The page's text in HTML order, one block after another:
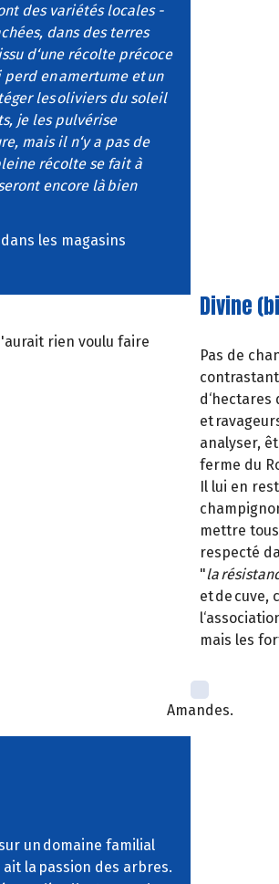
des variétés locales -
dans des terres
d‘une récolte précoce
en amertume et un
les oliviers du soleil
je les pulvérise
mais il n‘y a pas de
récolte se fait à
encore là bien
dans les magasins
rien voulu faire
Divine
Pas de
et
analyser,
ferme du
Il lui en
mettre
respecté
"la
et de cuve,
mais les
Amandes.
un domaine familial
la passion des arbres.